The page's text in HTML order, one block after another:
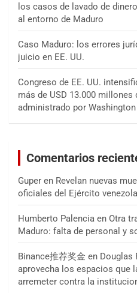
los casos de lavado de
al entorno de Maduro
Caso Maduro: los errores
juicio en EE. UU.
Congreso de EE. UU.
más de USD 13.000
administrado por Washington
Comentarios
Guper en Revelan nuevas
oficiales del Ejército
Humberto Palencia en Otra
Maduro: falta de personal y
Binance推荐奖金 en Douglas
aprovecha los espacios que
arremeter contra la